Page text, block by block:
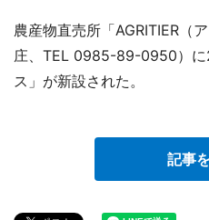
農産物直売所「AGRITIER（
庄、TEL 0985-89-0950）に
ス」が新設された。
記事